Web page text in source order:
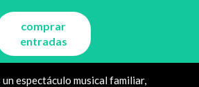
comprar
entradas
un espectáculo musical familiar,